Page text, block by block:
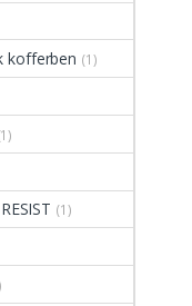
kofferben (1)
(1)